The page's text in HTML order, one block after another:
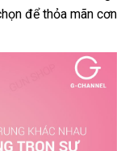
giảm
để thỏa mãn cơn